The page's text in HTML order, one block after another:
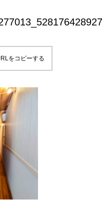
をコピーする